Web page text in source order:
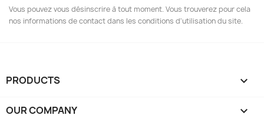
Vous pouvez vous désinscrire à tout moment. Vous trouverez pour cela
nos informations de contact dans les conditions d'utilisation du site.
PRODUCTS 
OUR COMPANY 